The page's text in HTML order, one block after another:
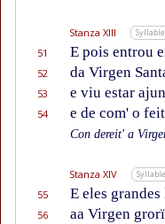
Stanza XIII
51 E pois entrou
52 da Virgen
53 e viu estar
54 e de com' o
Con dereit' a
Stanza XIV
55 E eles grandes
56 aa Virgen